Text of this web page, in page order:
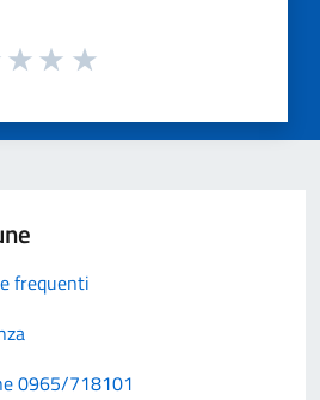
frequenti
0965/718101